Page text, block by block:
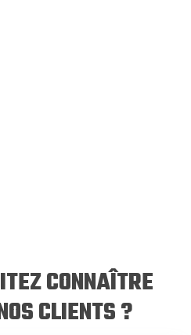
CONNAÎTRE
CLIENTS ?